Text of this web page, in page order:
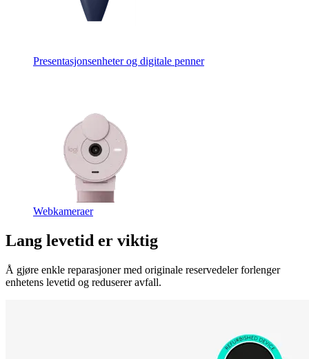
Presentasjonsenheter og digitale penner
Webkameraer
Lang levetid er viktig
Å gjøre enkle reparasjoner med originale reservedeler forlenger
enhetens levetid og reduserer avfall.